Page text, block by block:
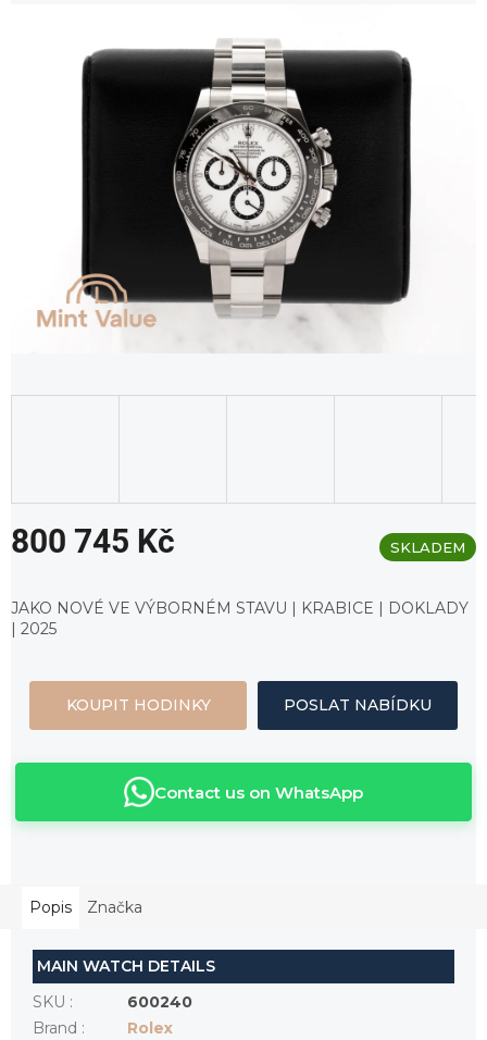
800 745 Kč
cena:
SKLADEM
JAKO NOVÉ VE VÝBORNÉM STAVU | KRABICE | DOKLADY
| 2025
KOUPIT HODINKY POSLAT NABÍDKU
Contact us on WhatsApp
Popis Značka
MAIN WATCH DETAILS
SKU :
600240
Brand :
Rolex